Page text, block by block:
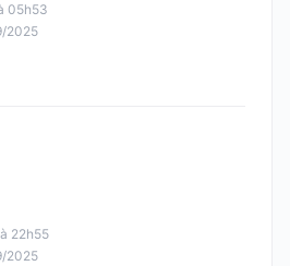
05h53
2025
22h55
2025